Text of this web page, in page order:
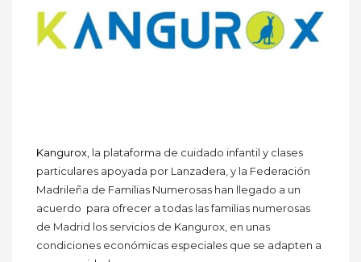
Kangurox , la plataforma de cuidado infantil y clases
particulares apoyada por Lanzadera, y la Federación
Madrileña de Familias Numerosas han llegado a un
acuerdo para ofrecer a todas las familias numerosas
de Madrid los servicios de Kangurox, en unas
condiciones económicas especiales que se adapten a